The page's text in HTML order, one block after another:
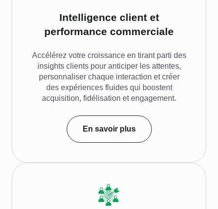
Intelligence client et
performance commerciale
Accélérez votre croissance en tirant parti des
insights clients pour anticiper les attentes,
personnaliser chaque interaction et créer
des expériences fluides qui boostent
acquisition, fidélisation et engagement.
En savoir plus